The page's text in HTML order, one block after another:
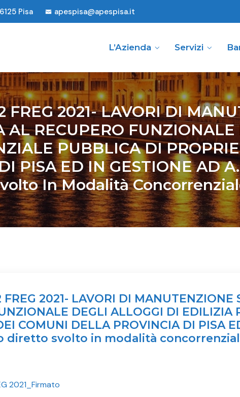
Pisa apespisa@apespisa.it
L’Azienda Servizi
FREG 2021- LAVORI DI
AL RECUPERO
PUBBLICA DI
PISA ED IN GESTIONE AD
In Modalità
FREG 2021- LAVORI DI
DEGLI ALLOGGI DI EDILIZIA
COMUNI DELLA PROVINCIA DI PISA
diretto svolto in modalità
2021_Firmato